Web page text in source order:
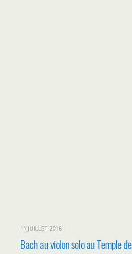
11 JUILLET 2016
Bach au violon solo au Temple de